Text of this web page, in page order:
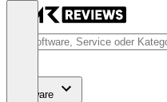
Software